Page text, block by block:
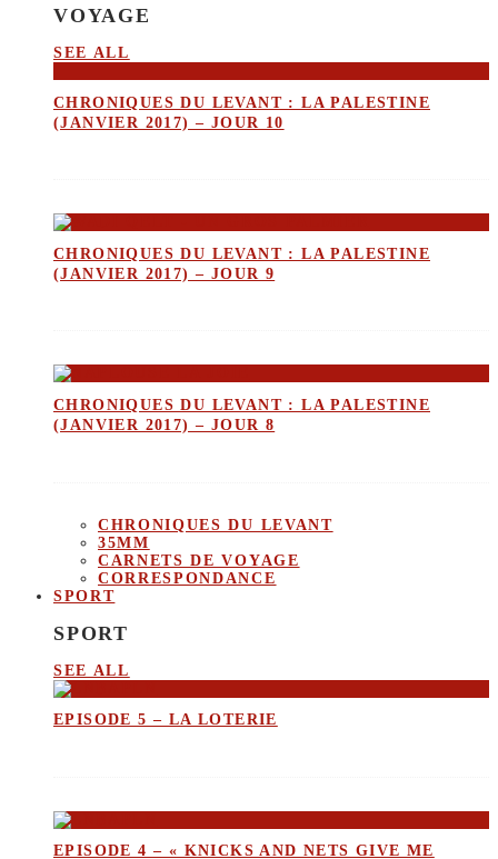
VOYAGE
SEE ALL
CHRONIQUES DU LEVANT : LA PALESTINE
(JANVIER 2017) – JOUR 10
CHRONIQUES DU LEVANT : LA PALESTINE
(JANVIER 2017) – JOUR 9
CHRONIQUES DU LEVANT : LA PALESTINE
(JANVIER 2017) – JOUR 8
CHRONIQUES DU LEVANT
35MM
CARNETS DE VOYAGE
CORRESPONDANCE
SPORT
SPORT
SEE ALL
EPISODE 5 – LA LOTERIE
EPISODE 4 – « KNICKS AND NETS GIVE ME